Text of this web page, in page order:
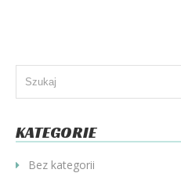
KATEGORIE
Bez kategorii